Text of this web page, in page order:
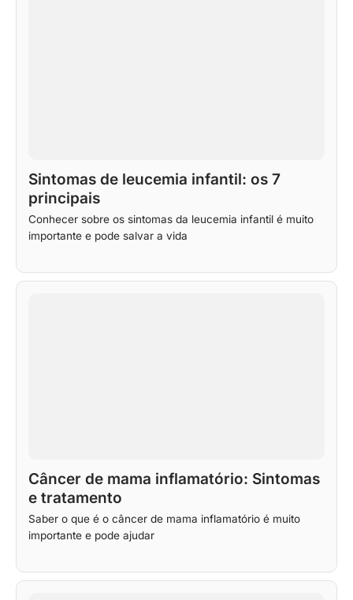
Sintomas de leucemia infantil: os 7
principais
Conhecer sobre os sintomas da leucemia infantil é muito
importante e pode salvar a vida
Câncer de mama inflamatório: Sintomas
e tratamento
Saber o que é o câncer de mama inflamatório é muito
importante e pode ajudar